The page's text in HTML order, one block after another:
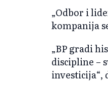
„Odbor i
kompanija
„BP gradi
discipline –
investicija“,